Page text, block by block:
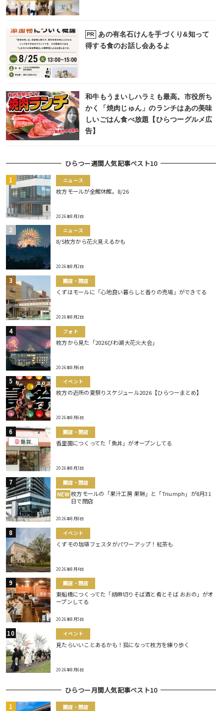
PR
あの有名石けんを手づくり&知って
得する食のお話し会あるよ
和牛もうまいしハラミも最高。市役所ち
かく「焼肉じゅん」のランチはあの美味
しいごはん食べ放題【ひらつーグルメ広
告】
ひらつー週間人気記事ベスト10
ニュース
枚方モールが全館休館。8/26
2026年8月3日
ニュース
8/5枚方から花火見えるかも
2026年8月2日
開店・閉店
くずはモールに「心地良い暮らしと香りの売場」ができてる
2026年8月2日
フォト
枚方から見た「2026びわ湖大花火大会」
2026年8月6日
イベント
枚方の近所の夏祭りスケジュール2026【ひらつーまとめ】
2026年8月6日
開店・閉店
香里園につくってた「魚丼」がオープンしてる
2026年8月3日
開店・閉店
NEW 枚方モールの「果汁工房 果琳」と「Triumph」が8月31
日で閉店
2026年8月8日
イベント
くずモの珈琲フェスタがパワーアップ！紅茶も
2026年8月4日
開店・閉店
東船橋につくってた「胡麻切りそば酒と肴とそば おおの」がオ
ープンしてる
2026年8月5日
イベント
見たらいいことあるかも！狐になって枚方を練り歩く
2026年8月6日
ひらつー月間人気記事ベスト10
開店・閉店